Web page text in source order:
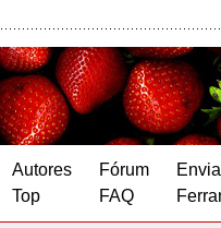
Autores
Top
Fórum
FAQ